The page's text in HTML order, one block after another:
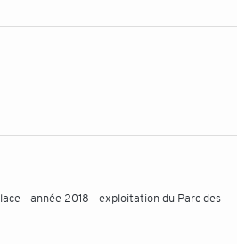
- année 2018 - exploitation du Parc des